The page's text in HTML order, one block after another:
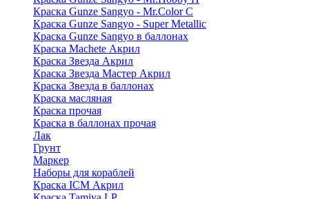
Краска Gunze Sangyo - Mr.Color C
Краска Gunze Sangyo - Super Metallic
Краска Gunze Sangyo в баллонах
Краска Machete Акрил
Краска Звезда Акрил
Краска Звезда Мастер Акрил
Краска Звезда в баллонах
Краска масляная
Краска прочая
Краска в баллонах прочая
Лак
Грунт
Маркер
Наборы для кораблей
Краска ICM Акрил